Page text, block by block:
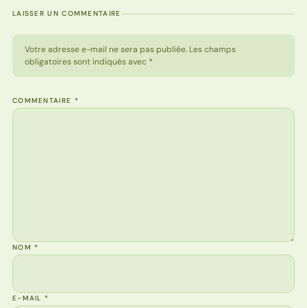
LAISSER UN COMMENTAIRE
Votre adresse e-mail ne sera pas publiée. Les champs
obligatoires sont indiqués avec *
COMMENTAIRE *
NOM*
E-MAIL*